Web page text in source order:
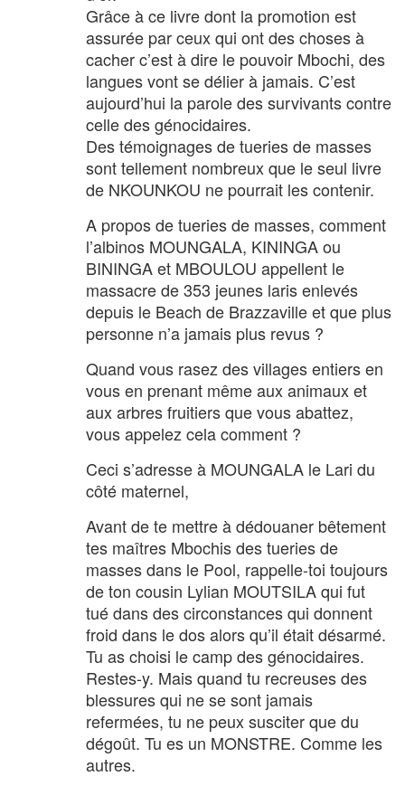
Grâce à ce livre dont la promotion est
assurée par ceux qui ont des choses à
cacher c’est à dire le pouvoir Mbochi, des
langues vont se délier à jamais. C’est
aujourd’hui la parole des survivants contre
celle des génocidaires.
Des témoignages de tueries de masses
sont tellement nombreux que le seul livre
de NKOUNKOU ne pourrait les contenir.
A propos de tueries de masses, comment
l’albinos MOUNGALA, KININGA ou
BININGA et MBOULOU appellent le
massacre de 353 jeunes laris enlevés
depuis le Beach de Brazzaville et que plus
personne n’a jamais plus revus ?
Quand vous rasez des villages entiers en
vous en prenant même aux animaux et
aux arbres fruitiers que vous abattez,
vous appelez cela comment ?
Ceci s’adresse à MOUNGALA le Lari du
côté maternel,
Avant de te mettre à dédouaner bêtement
tes maîtres Mbochis des tueries de
masses dans le Pool, rappelle-toi toujours
de ton cousin Lylian MOUTSILA qui fut
tué dans des circonstances qui donnent
froid dans le dos alors qu’il était désarmé.
Tu as choisi le camp des génocidaires.
Restes-y. Mais quand tu recreuses des
blessures qui ne se sont jamais
refermées, tu ne peux susciter que du
dégoût. Tu es un MONSTRE. Comme les
autres.